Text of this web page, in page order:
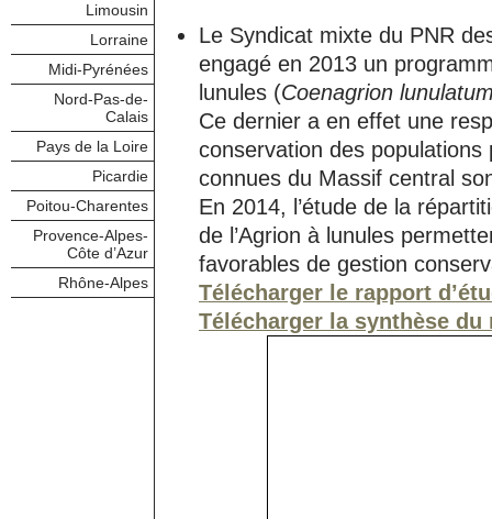
Limousin
Lorraine
Midi-Pyrénées
Nord-Pas-de-
Calais
Pays de la Loire
Picardie
Poitou-Charentes
Provence-Alpes-
Côte d’Azur
Rhône-Alpes
Le Syndicat mixte du PNR
engagé en 2013 un
lunules (Coenagrion
Ce dernier a en effet une
conservation des populations
connues du Massif central
En 2014, l’étude de la
de l’Agrion à lunules
favorables de gestion
Télécharger le rapport
Télécharger la synthèse du